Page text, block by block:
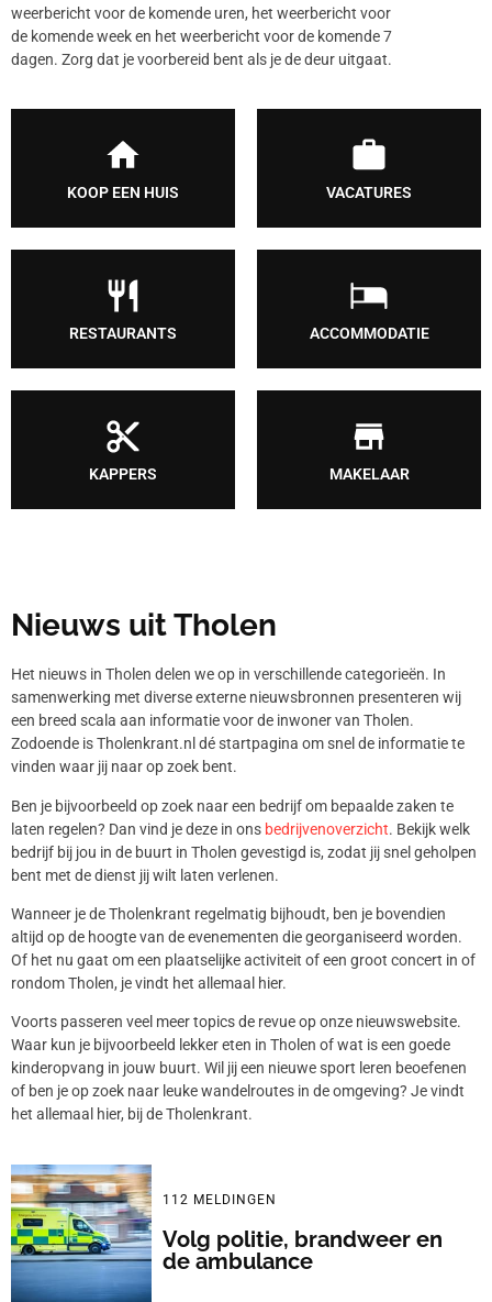
weerbericht voor de komende uren, het weerbericht voor
de komende week en het weerbericht voor de komende 7
dagen. Zorg dat je voorbereid bent als je de deur uitgaat.
KOOP EEN HUIS VACATURES
RESTAURANTS ACCOMMODATIE
KAPPERS MAKELAAR
Nieuws uit Tholen
Het nieuws in Tholen delen we op in verschillende categorieën. In
samenwerking met diverse externe nieuwsbronnen presenteren wij
een breed scala aan informatie voor de inwoner van Tholen.
Zodoende is Tholenkrant.nl dé startpagina om snel de informatie te
vinden waar jij naar op zoek bent.
Ben je bijvoorbeeld op zoek naar een bedrijf om bepaalde zaken te
laten regelen? Dan vind je deze in ons bedrijvenoverzicht. Bekijk welk
bedrijf bij jou in de buurt in Tholen gevestigd is, zodat jij snel geholpen
bent met de dienst jij wilt laten verlenen.
Wanneer je de Tholenkrant regelmatig bijhoudt, ben je bovendien
altijd op de hoogte van de evenementen die georganiseerd worden.
Of het nu gaat om een plaatselijke activiteit of een groot concert in of
rondom Tholen, je vindt het allemaal hier.
Voorts passeren veel meer topics de revue op onze nieuwswebsite.
Waar kun je bijvoorbeeld lekker eten in Tholen of wat is een goede
kinderopvang in jouw buurt. Wil jij een nieuwe sport leren beoefenen
of ben je op zoek naar leuke wandelroutes in de omgeving? Je vindt
het allemaal hier, bij de Tholenkrant.
112 MELDINGEN
Volg politie, brandweer en
de ambulance